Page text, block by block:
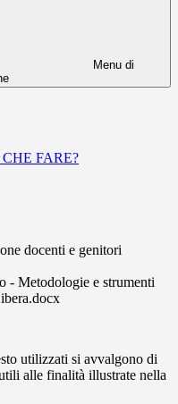
Menu di
FARE?
docenti e genitori
- Metodologie e strumenti
utilizzati si avvalgono di
alle finalità illustrate nella